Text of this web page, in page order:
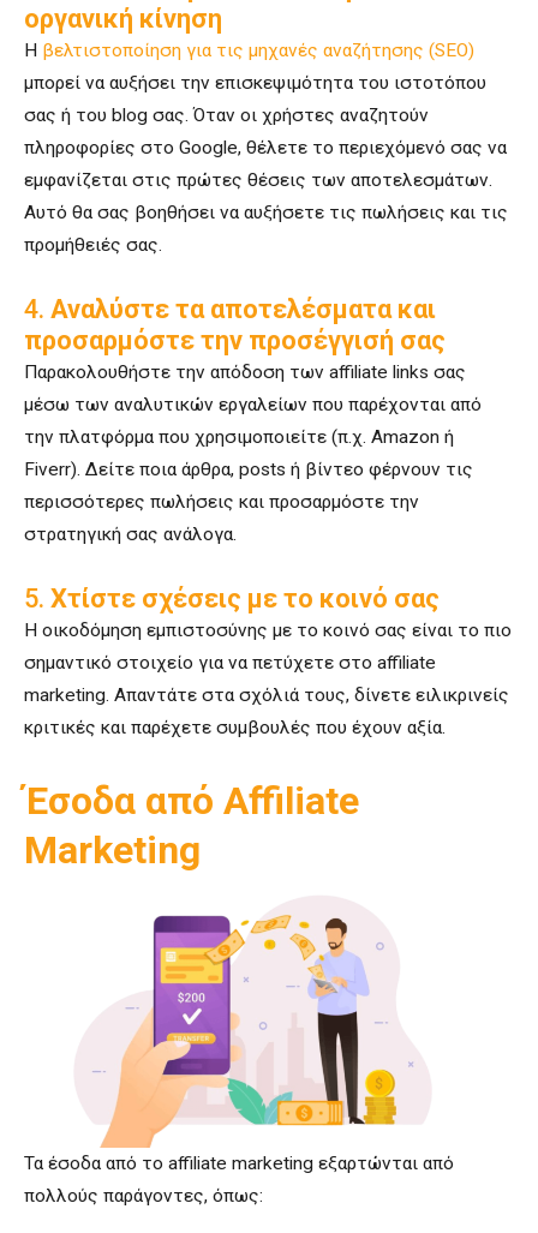
οργανική κίνηση
Η βελτιστοποίηση για τις μηχανές αναζήτησης (SEO)
μπορεί να αυξήσει την επισκεψιμότητα του ιστοτόπου
σας ή του blog σας. Όταν οι χρήστες αναζητούν
πληροφορίες στο Google, θέλετε το περιεχόμενό σας να
εμφανίζεται στις πρώτες θέσεις των αποτελεσμάτων.
Αυτό θα σας βοηθήσει να αυξήσετε τις πωλήσεις και τις
προμήθειές σας.
4. Αναλύστε τα αποτελέσματα και
προσαρμόστε την προσέγγισή σας
Παρακολουθήστε την απόδοση των affiliate links σας
μέσω των αναλυτικών εργαλείων που παρέχονται από
την πλατφόρμα που χρησιμοποιείτε (π.χ. Amazon ή
Fiverr). Δείτε ποια άρθρα, posts ή βίντεο φέρνουν τις
περισσότερες πωλήσεις και προσαρμόστε την
στρατηγική σας ανάλογα.
5. Χτίστε σχέσεις με το κοινό σας
Η οικοδόμηση εμπιστοσύνης με το κοινό σας είναι το πιο
σημαντικό στοιχείο για να πετύχετε στο affiliate
marketing. Απαντάτε στα σχόλιά τους, δίνετε ειλικρινείς
κριτικές και παρέχετε συμβουλές που έχουν αξία.
Έσοδα από Affiliate
Marketing
Τα έσοδα από το affiliate marketing εξαρτώνται από
πολλούς παράγοντες, όπως: